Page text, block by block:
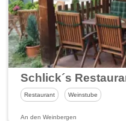
Restaurant Weinstube
An den Weinbergen